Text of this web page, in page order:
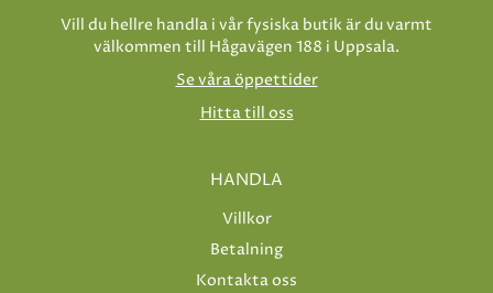
Vill du hellre handla i vår fysiska butik är du varmt
välkommen till Hågavägen 188 i Uppsala.
Se våra öppettider
Hitta till oss
HANDLA
Villkor
Betalning
Kontakta oss